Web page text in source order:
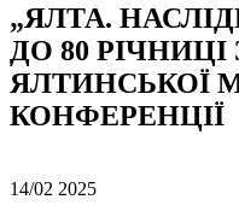
„ЯЛТА.
ДО 80
ЯЛТИНСЬКОЇ
КОНФЕРЕНЦІЇ
14/02 2025